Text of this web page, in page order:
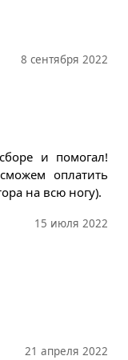
8 сентября 2022
и помогал!
оплатить
на всю ногу).
15 июля 2022
21 апреля 2022